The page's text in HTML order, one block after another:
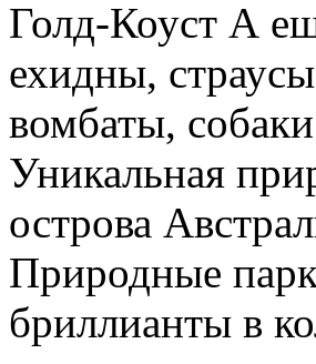
Голд-Коуст А
ехидны,
вомбаты,
Уникальная
острова
Природные
бриллианты в